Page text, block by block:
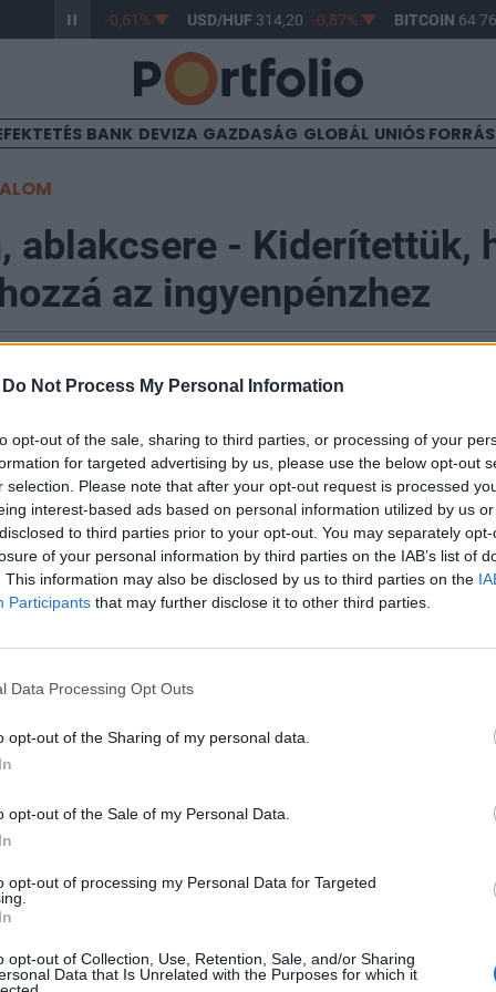
Do Not Process My Personal Information
opt-out of the sale, sharing to third parties, or processing of your
for targeted advertising by us, please use the below opt-out
selection. Please note that after your opt-out request is processed
interest-based ads based on personal information utilized by us
to third parties prior to your opt-out. You may separately
of your personal information by third parties on the IAB’s list of
This information may also be disclosed by us to third parties on the
Participants that may further disclose it to other third parties.
Data Processing Opt Outs
opt-out of the Sharing of my personal data.
opt-out of the Sale of my Personal Data.
opt-out of processing my Personal Data for Targeted
opt-out of Collection, Use, Retention, Sale, and/or Sharing
Data that Is Unrelated with the Purposes for which it
363,17 -0,61% USD/HUF314,20 -0,87% BITCOIN64
BANK DEVIZA GAZDASÁG GLOBÁL UNIÓS
ablakcsere - Kiderítettük,
az ingyenpénzhez
24.) igényelhető a nullaszázalékos ingyenhitel,
24 ezer lakóépület energetikai korszerűsítése
forintból. A kölcsön folyósítása két módon
mely esetében a pályázónak kell
és utólag kapja meg a hitelt. A másik eset a
nem kell előre kifizetni a számlákat, mert azt a
is az ő számlájára érkezik.
lakóépület korszerűsítése valósulhat meg országszerte, 3
A pályázatok részleteiről korábbi cikkünkben...
portfolio.hu hírarchívumához tartozik, melynek olvasása
tartalmazza:
elmúlt 2 év napon belüli